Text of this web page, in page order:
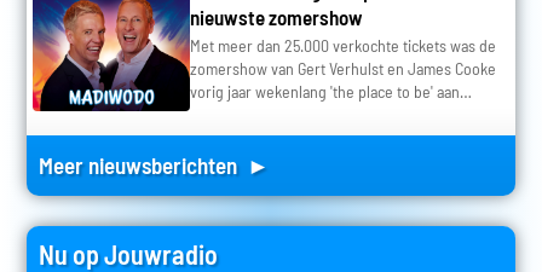
nieuwste zomershow
Met meer dan 25.000 verkochte tickets was de
zomershow van Gert Verhulst en James Cooke
vorig jaar wekenlang 'the place to be' aan…
Meer nieuwsberichten ►
Nu op Jouwradio